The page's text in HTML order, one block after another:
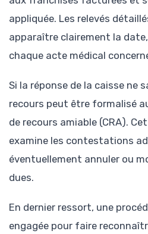
appliquée. Les relevés
apparaître clairement la
chaque acte médical
Si la réponse de la caisse ne
recours peut être formalisé
de recours amiable (CRA).
examine les contestations
éventuellement annuler ou
dues.
En dernier ressort, une
engagée pour faire